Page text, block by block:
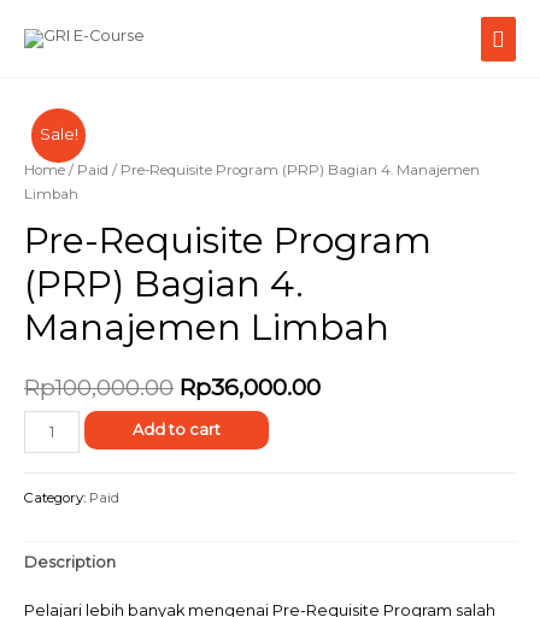
Sale!
Home / Paid / Pre-Requisite Program (PRP) Bagian 4. Manajemen
Limbah
Pre-Requisite Program
(PRP) Bagian 4.
Manajemen Limbah
Rp100,000.00 Rp36,000.00
Add to cart
Category: Paid
Description
Pelajari lebih banyak mengenai Pre-Requisite Program salah